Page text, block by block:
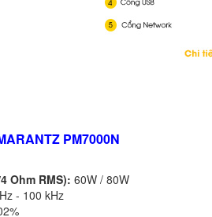
PM7000N
Ohm RMS): 60W / 80W
- 100 kHz